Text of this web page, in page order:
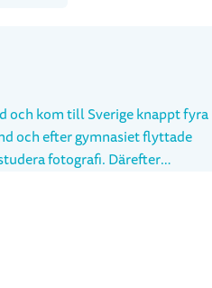
och kom till Sverige knappt fyra
och efter gymnasiet flyttade
fotografi. Därefter
medan hon klurade vidare
dags att pröva vingarna som